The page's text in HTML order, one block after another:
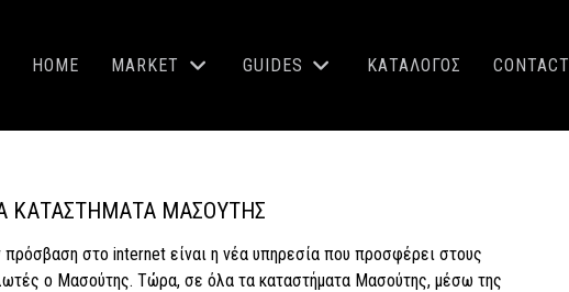
HOME MARKET GUIDES ΚΑΤΑΛΟΓΟΣ CONTACT
ΚΑΤΑΣΤΉΜΑΤΑ ΜΑΣΟΎΤΗΣ
στο internet είναι η νέα υπηρεσία που προσφέρει στους
ο Μασούτης. Τώρα, σε όλα τα καταστήματα Μασούτης, μέσω της